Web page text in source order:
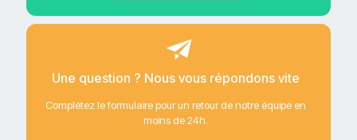
Une question ? Nous vous répondons vite
Complétez le formulaire pour un retour de notre équipe en
moins de 24h.